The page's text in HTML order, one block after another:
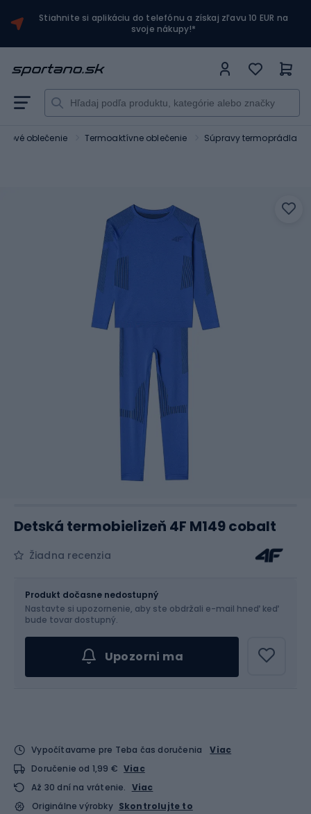
Stiahnite si aplikáciu do telefónu a získaj zľavu 10 EUR na
svoje nákupy!*
oblečenie Termoaktívne oblečenie Súpravy termoprádla
Detská termobielizeň 4F M149 cobalt
Žiadna recenzia
Vyber veľkosť...
Produkt dočasne nedostupný
Nastavte si upozornenie, aby ste obdržali e-mail hneď keď
bude tovar dostupný.
Upozorni ma
Vypočítavame pre Teba čas doručenia
Viac
Doručenie od 1,99 € Viac
Až 30 dní na vrátenie. Viac
Originálne výrobky Skontrolujte to